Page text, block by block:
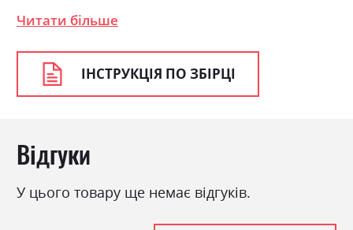
Колір матеріалу
Матеріал
ламінована ДСП
Читати більше
ІНСТРУКЦІЯ ПО ЗБІРЦІ
Відгуки
У цього товару ще немає відгуків.